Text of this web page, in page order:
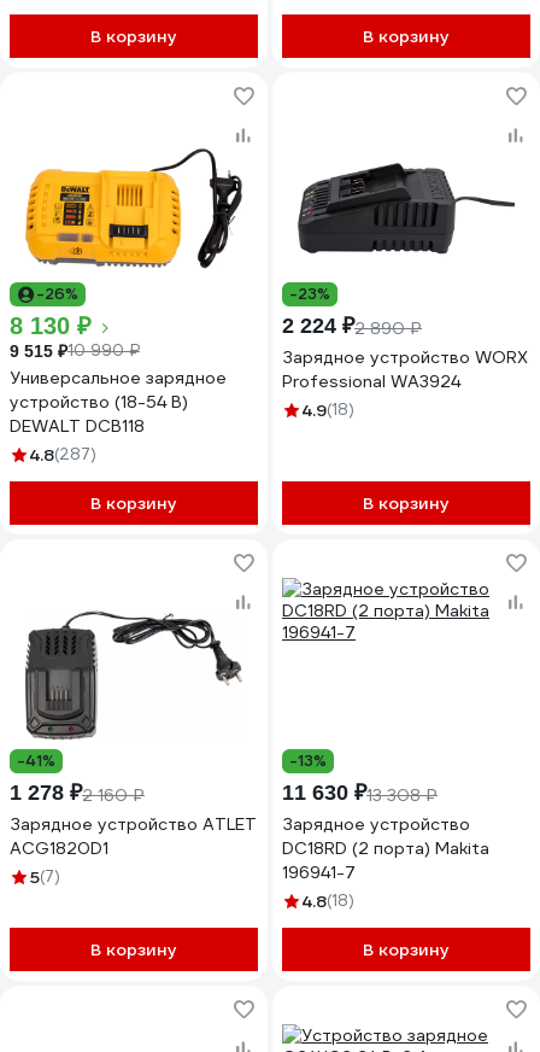
В корзину В корзину
-26%
8 130 ₽
9 515 ₽10 990 ₽
Универсальное зарядное
устройство (18-54 В)
DEWALT DCB118
4.8(287)
В корзину
-23%
2 224 ₽2 890 ₽
Зарядное устройство WORX
Professional WA3924
4.9(18)
В корзину
-41%
1 278 ₽2 160 ₽
Зарядное устройство ATLET
ACG1820D1
5(7)
В корзину
-13%
11 630 ₽13 308 ₽
Зарядное устройство
DC18RD (2 порта) Makita
196941-7
4.8(18)
В корзину